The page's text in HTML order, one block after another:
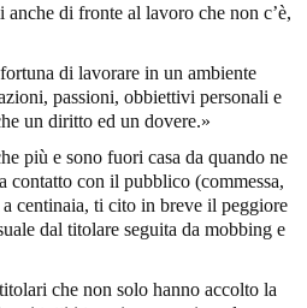
di fronte al lavoro che non c’è,
di lavorare in un ambiente
passioni, obbiettivi personali e
un diritto ed un dovere.»
più e sono fuori casa da quando ne
contatto con il pubblico (commessa,
centinaia, ti cito in breve il peggiore
dal titolare seguita da mobbing e
che non solo hanno accolto la